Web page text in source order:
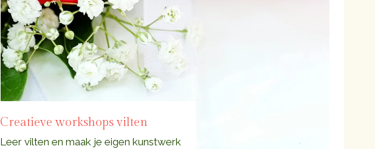
Creatieve workshops vilten
Leer vilten en maak je eigen kunstwerk